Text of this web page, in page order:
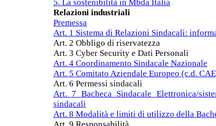
5. La sostenibilità in Mbda Italia
Relazioni industriali
Premessa
Art. 1 Sistema di Relazioni Sindacali:
Art. 2 Obbligo di riservatezza
Art. 3 Cyber Security e Dati Personali
Art. 4 Coordinamento Sindacale Nazionale
Art. 5 Comitato Aziendale Europeo (c.d.
Art. 6 Permessi sindacali
Art. 7 Bacheca Sindacale Elettronica/
sindacali
Art. 8 Modalità e limiti di utilizzo della
Art. 9 Responsabilità